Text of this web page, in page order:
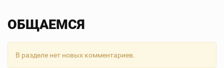
ОБЩАЕМСЯ
В разделе нет новых комментариев.